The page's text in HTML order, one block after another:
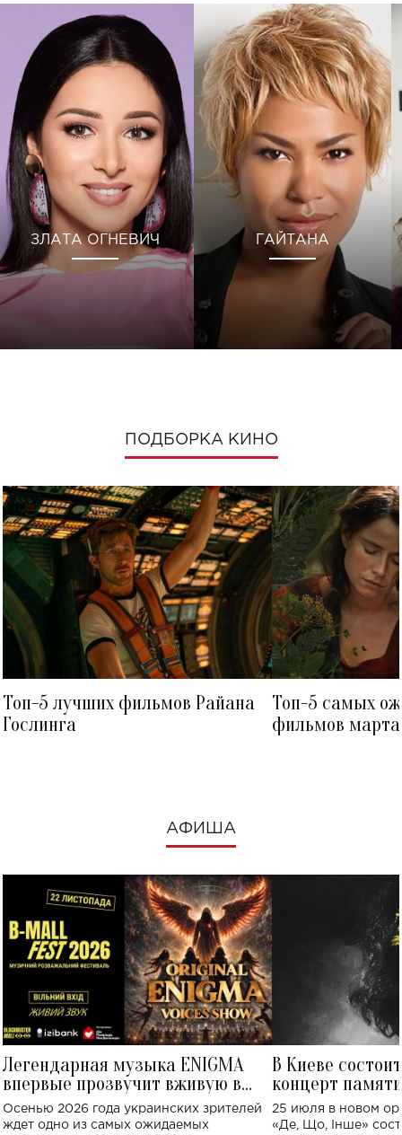
ЗЛАТА ОГНЕВИЧ ГАЙТАНА
ПОДБОРКА КИНО
Топ-5 лучших фильмов Райана
Гослинга
Топ-5 самых
фильмов
АФИША
Легендарная музыка ENIGMA
впервые прозвучит вживую в
Украине: где состоится концерт
Осенью 2026 года украинских зрителей
ждет одно из самых ожидаемых
В Киеве
концерт
Клименко:
исполнят песни
25 июля в новом
«Де, Що, Інше»